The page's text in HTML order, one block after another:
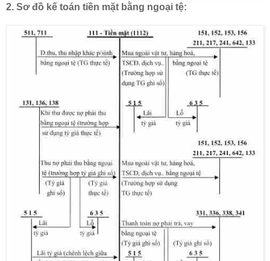
2. Sơ đồ kế toán tiền mặt bằng ngoại tệ: